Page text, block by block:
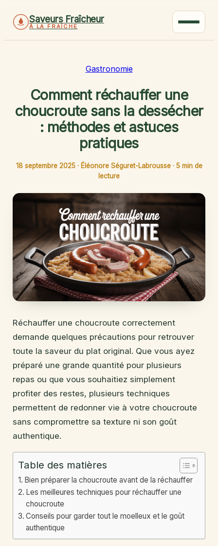
Saveurs Fraîcheur
À LA FRAÎCHE
Gastronomie
Comment réchauffer une
choucroute sans la dessécher
: méthodes et astuces
pratiques
18 septembre 2025 · Éléonore Séguret-Labrousse · 5 min de
lecture
Réchauffer une choucroute correctement
demande quelques précautions pour retrouver
toute la saveur du plat original. Que vous ayez
préparé une grande quantité pour plusieurs
repas ou que vous souhaitiez simplement
profiter des restes, plusieurs techniques
permettent de redonner vie à votre choucroute
sans compromettre sa texture ni son goût
authentique.
Table des matières
Bien préparer la choucroute avant de la réchauffer
Les meilleures techniques pour réchauffer une
choucroute
Conseils pour garder tout le moelleux et le goût
authentique